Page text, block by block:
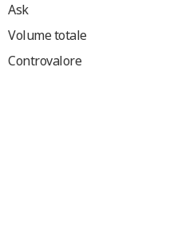
Ask
Volume totale
Controvalore